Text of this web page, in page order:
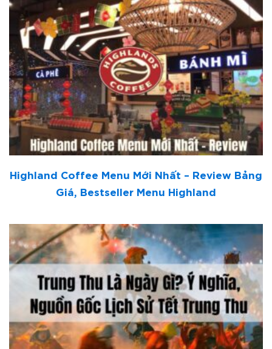
Highland Coffee Menu Mới Nhất – Review Bảng
Giá, Bestseller Menu Highland